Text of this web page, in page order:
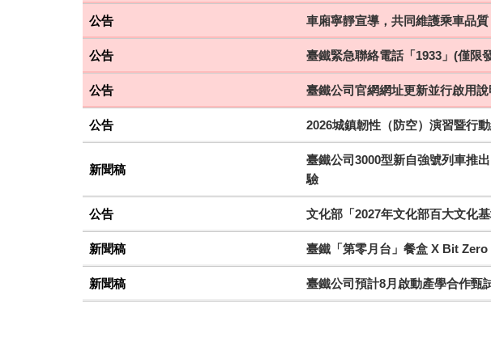
次
公告 車廂寧靜宣導，共同維護乘車品質
公告 臺鐵緊急聯絡電話「1933」(僅限
公告 臺鐵公司官網網址更新並行啟用說
公告 2026城鎮韌性（防空）演習暨行
新聞稿
臺鐵公司3000型新自強號列車推
驗
公告 文化部「2027年文化部百大文化基
新聞稿 臺鐵「第零月台」餐盒 X Bit
新聞稿 臺鐵公司預計8月啟動產學合作甄